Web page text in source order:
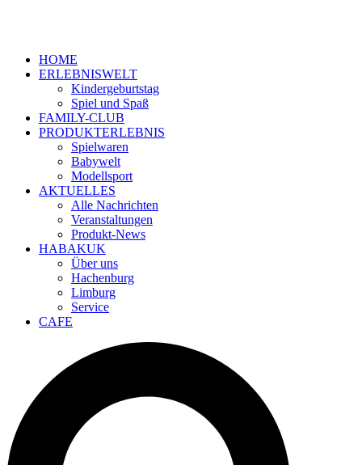
HOME
ERLEBNISWELT
Kindergeburtstag
Spiel und Spaß
FAMILY-CLUB
PRODUKTERLEBNIS
Spielwaren
Babywelt
Modellsport
AKTUELLES
Alle Nachrichten
Veranstaltungen
Produkt-News
HABAKUK
Über uns
Hachenburg
Limburg
Service
CAFE